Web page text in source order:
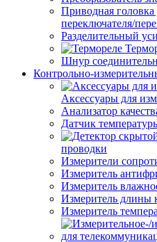
Приводная
переключателя/
Разделительный
Шнур
Контрольно-
Аксессуары для
Анализатор
Датчик
проводки
Измерители
Измеритель
Измеритель
Измеритель длины
Измеритель